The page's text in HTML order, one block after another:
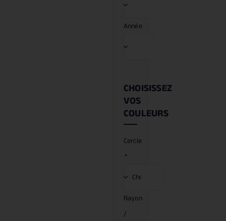
Année
CHOISISSEZ
VOS
COULEURS
Cercle
*
Rayon
/